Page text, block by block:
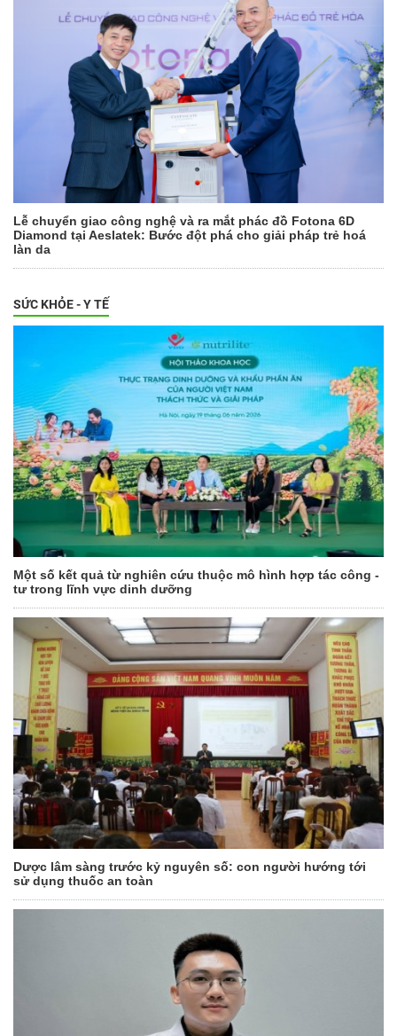
Lễ chuyển giao công nghệ và ra mắt phác đồ Fotona 6D
Diamond tại Aeslatek: Bước đột phá cho giải pháp trẻ hoá
làn da
SỨC KHỎE - Y TẾ
Một số kết quả từ nghiên cứu thuộc mô hình hợp tác công -
tư trong lĩnh vực dinh dưỡng
Dược lâm sàng trước kỷ nguyên số: con người hướng tới
sử dụng thuốc an toàn